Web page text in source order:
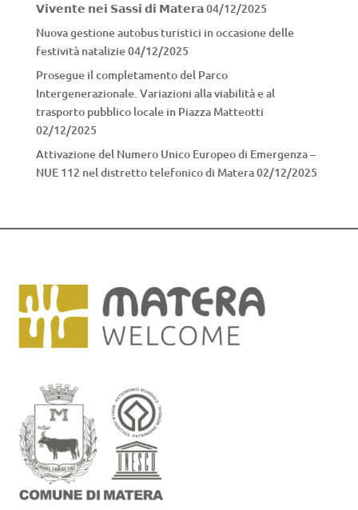
𝗩𝗶𝘃𝗲𝗻𝘁𝗲 𝗻𝗲𝗶 𝗦𝗮𝘀𝘀𝗶 𝗱𝗶 𝗠𝗮𝘁𝗲𝗿𝗮04/12/2025
Nuova gestione autobus turistici in occasione delle
festività natalizie04/12/2025
Prosegue il completamento del Parco
Intergenerazionale. Variazioni alla viabilità e al
trasporto pubblico locale in Piazza Matteotti
02/12/2025
Attivazione del Numero Unico Europeo di Emergenza –
NUE 112 nel distretto telefonico di Matera02/12/2025